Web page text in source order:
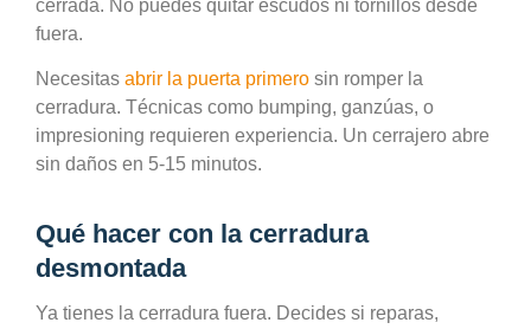
cerrada. No puedes quitar escudos ni tornillos desde
fuera.
Necesitas abrir la puerta primero sin romper la
cerradura. Técnicas como bumping, ganzúas, o
impresioning requieren experiencia. Un cerrajero abre
sin daños en 5-15 minutos.
Qué hacer con la cerradura
desmontada
Ya tienes la cerradura fuera. Decides si reparas,